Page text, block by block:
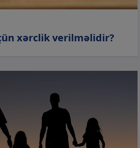
xərclik verilməlidir?